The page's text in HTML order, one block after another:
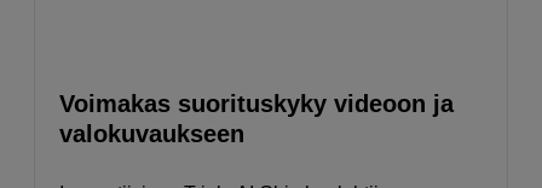
Voimakas suorituskyky videoon ja
valokuvaukseen